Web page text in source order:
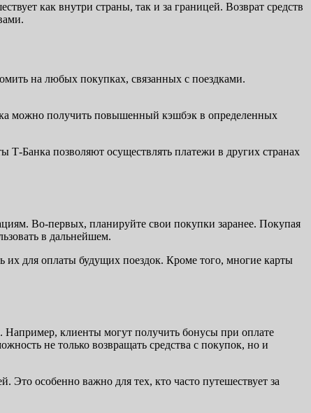
как внутри страны, так и за границей. Возврат средств
на любых покупках, связанных с поездками.
можно получить повышенный кэшбэк в определенных
Банка позволяют осуществлять платежи в других странах
Во-первых, планируйте свои покупки заранее. Покупая
в дальнейшем.
их для оплаты будущих поездок. Кроме того, многие карты
клиенты могут получить бонусы при оплате
не только возвращать средства с покупок, но и
особенно важно для тех, кто часто путешествует за